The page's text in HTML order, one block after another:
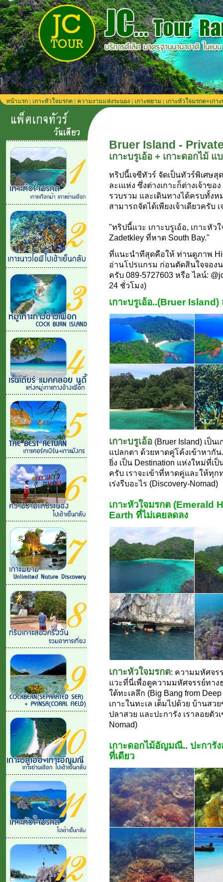
หน้าแรก | เกาะหัวใจมรกต | ความงามแห่งระนอง | เกาะพยาม | เกาะหัวใจมรกต+เกา
Bruer Island -
เกาะบรูเอ้อ + เกาะดอกไม้
ทริปนี้เจซีทัวร์ จัดเป็นทัวร์พิเศษ
ละเแห่ง ซึ่งต่างเกาะก็ต่างเจ้าข
รวบรวม และเดินทางได้ครบทั้ง
สามารถจัดได้เพียงเจ้าเดียวครับ
"ทริปนี้แวะ เกาะบรูเอ้อ, เกาะหั
Zadetkley ที่หาด South Bay."
ที่แนะนำทีสุดคือให้ ท่านดูภาพ
อ่านโปรแกรม ก่อนตัดสินใจจอง
ครับ 089-5727603 หรือ ไลน์:
24 ชั่วโมง)
เกาะบรูเอ้อ..(Bruer
เกาะบรูเอ้อ (Bruer Island) เป็
แปลกตา ด้วยหาดคู่โค้งเข้าหากัน
ยิ่ง เป็น Destination แห่งใหม่ที่
ครับ เราจะเข้าที่หาดคู่และให้ทุ
เร่งรีบอะไร (Discovery-Nomad)
เกาะหัวใจมรกต (Emerald
Earth ที่ไม่เคยลดลง
เกาะหัวใจมรกต: ความมหัศจร
แวะที่นี่เพื่อดูความมหัศจรรย์ทาง
ใต้ทะเลลึก (Big Bang from
เกาะในทะเล เต็มไปด้วย บ้านส
ปลาสวย และปะการัง เราลอยตัว
Nomad)
เกาะดอกไม้อัญมณี.. ปะการั
ที่เดียว